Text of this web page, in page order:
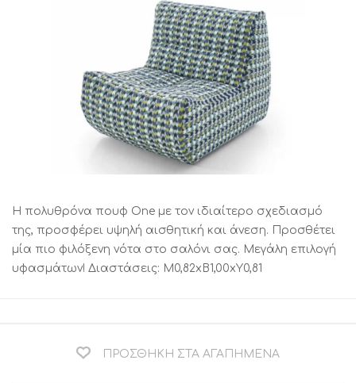
Η πολυθρόνα πουφ One με τον ιδιαίτερο σχεδιασμό
της, προσφέρει υψηλή αισθητική και άνεση. Προσθέτει
μία πιο φιλόξενη νότα στο σαλόνι σας. Μεγάλη επιλογή
υφασμάτων! Διαστάσεις: M0,82xB1,00xY0,81
ΠΡΟΣΘΉΚΗ ΣΤΑ ΑΓΑΠΗΜΈΝΑ